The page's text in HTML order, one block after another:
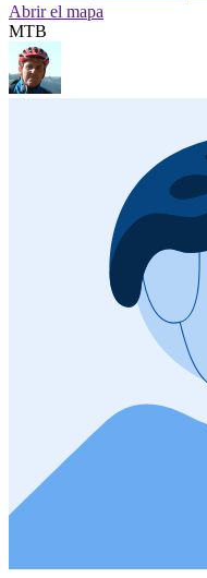
Abrir el mapa
MTB